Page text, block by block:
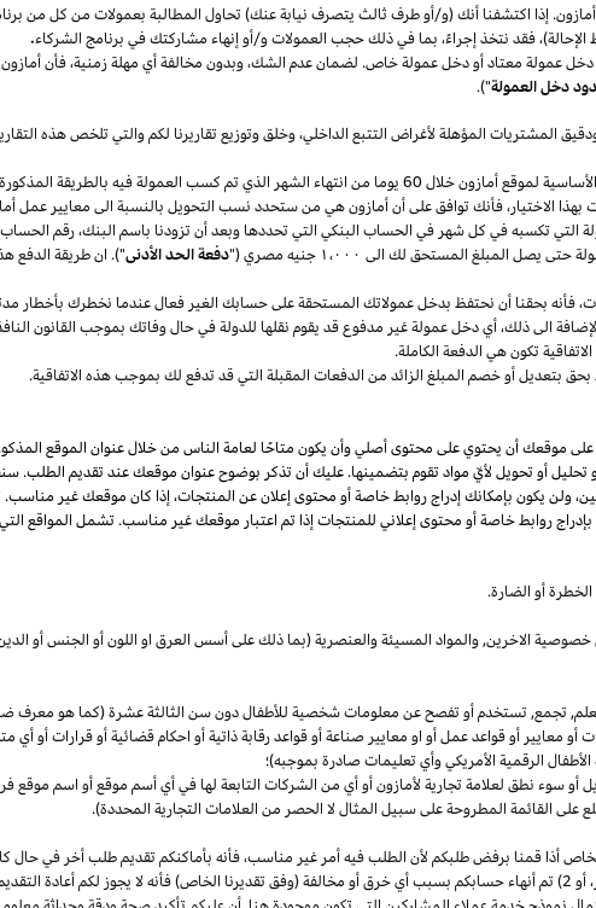
إذا اكتشفنا أنك (و/أو طرف ثالث يتصرف نيابة عنك) تحاول المطالبة بعمولات من كل من
فقد نتخذ إجراءً، بما في ذلك حجب العمولات و/أو إنهاء مشاركتك في برنامج الشركاء.
عمولة معتاد أو دخل عمولة خاص. لضمان عدم الشك،وبدون مخالفة أي مهلةزمنية،فأن
دخل العمولة").
المشتريات المؤهلة لأغراض التتبع الداخلي،وخلق وتوزيع تقاريرنا لكم والتي تلخص هذه
سنقوم بدفع دخل العمولة المعتاد ودخل العمولة الخاص في العملة الأساسية لموقع أمازون خلال 60 يوما من انتهاء الشهر الذي تم
بهذا الاختيار،فأنك توافق على أن أمازون هي من ستحدد نسب التحويل بالنسبة الى معايير عمل
التي تكسبه في كل شهر في الحساب البنكي التي تحددها وبعد أن تزودنا باسم البنك،رقم
حتى يصل المبلغ المستحق لك الى ١٬٠٠٠ جنيه مصري("دفعة الحد الأدنى")
. انطريقة الدفع
فأنه بحقنا أن نحتفظ بدخل عمولاتك المستحقة على حسابك الغير فعالعندما نخطرك بأخطار
الىذلك،أي دخل عمولة غير مدفوع قد يقوم نقلها للدولة في حال وفاتك بموجب القانون
تكون هي الدفعة الكاملة.
بحق بتعديل أو خصم المبلغ الزائد من الدفعات المقبلة التي قد تدفع لك بموجب هذه الاتفاقية.
على موقعك أن يحتوي على محتوى أصلي وأن يكون متاحًا لعامة الناس من خلال عنوان الموقع
أو تحويل لأيّ مواد تقوم بتضمينها. عليك أن تذكر بوضوح عنوان موقعك عند تقديم الطلب.
ولن يكون بإمكانك إدراج روابط خاصة أو محتوى إعلان عن المنتجات، إذا كان موقعك غير مناسب.
روابط خاصة أو محتوى إعلاني للمنتجات إذا تم اعتبار موقعك غير مناسب. تشمل المواقع
أو الضارة.
خصوصية الاخرين,والمواد المسيئة والعنصرية (بما ذلك على أسس العرق او اللون أو الجنس أو
تجمع, تستخدم أو تفصح عن معلومات شخصية للأطفال دون سن الثالثة عشرة (كما هو معرف ضمن
أو معايير أو قواعد عمل أو او معايير صناعة أو قواعد رقابة ذاتية أو احكام قضائية أو قرارات أو
الرقمية الأمريكي وأي تعليمات صادرة بموجبه)؛
أو سوء نطق لعلامة تجارية لأمازون أو أي من الشركات التابعة لها في أي أسم موقع أو اسم
القائمة المطروحة على سبيل المثال لا الحصر من العلامات التجارية المحددة).
أذا قمنا برفض طلبكم لأن الطلب فيه أمر غير مناسب،فأنه بأماكنكم تقديم طلب أخر في
أو 2) تم أنهاء حسابكم بسبب أي خرق أو مخالفة (وفق تقديرنا الخاص)فأنه لا يجوز لكم أعادة